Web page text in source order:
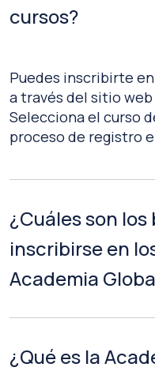
cursos?
Puedes inscribirte
a través del sitio
Selecciona el curso
proceso de registro
¿Cuáles son
inscribirse en
Academia
¿Qué es la